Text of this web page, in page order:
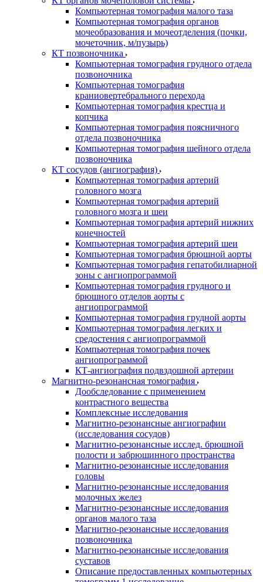
Компьютерная томография малого таза
Компьютерная томография органов
мочеобразования и мочеотделения (почки,
мочеточник, м/пузырь)
КТ позвоночника
Компьютерная томография грудного отдела
позвоночника
Компьютерная томография
краниовертебрального перехода
Компьютерная томография крестца и
копчика
Компьютерная томография поясничного
отдела позвоночника
Компьютерная томография шейного отдела
позвоночника
КТ сосудов (ангиография)
Компьютерная томография артерий
головного мозга
Компьютерная томография артерий
головного мозга и шеи
Компьютерная томография артерий нижних
конечностей
Компьютерная томография артерий шеи
Компьютерная томография брюшной аорты
Компьютерная томография гепатобилиарной
зоны с ангиопрограммой
Компьютерная томография грудного и
брюшного отделов аорты с
ангиопрограммой
Компьютерная томография грудной аорты
Компьютерная томография легких и
средостения с ангиопрограммой
Компьютерная томография почек
ангиопрограммой
КТ-ангиография подвздошной артерии
Магнитно-резонансная томография
Дообследование с применением
контрастного вещества
Комплексные исследования
Магнитно-резонансные ангиографии
(исследования сосудов)
Магнитно-резонансные исслед. брюшной
полости и забрюшинного пространства
Магнитно-резонансные исследования
головы
Магнитно-резонансные исследования
молочных желез
Магнитно-резонансные исследования
органов малого таза
Магнитно-резонансные исследования
позвоночника
Магнитно-резонансные исследования
суставов
Описание предоставленных компьютерных